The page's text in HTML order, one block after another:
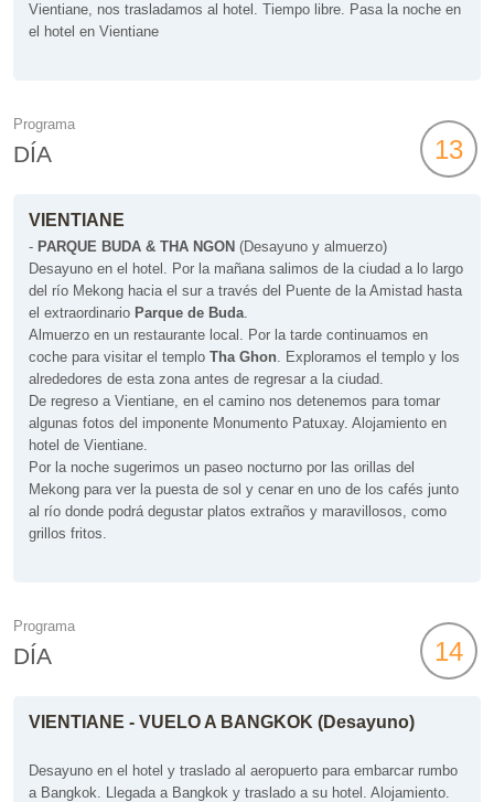
Vientiane, nos trasladamos al hotel. Tiempo libre. Pasa la noche en
el hotel en Vientiane
Programa
DÍA 13
VIENTIANE
- PARQUE BUDA & THA NGON (Desayuno y almuerzo)
Desayuno en el hotel. Por la mañana salimos de la ciudad a lo largo
del río Mekong hacia el sur a través del Puente de la Amistad hasta
el extraordinario Parque de Buda.
Almuerzo en un restaurante local. Por la tarde continuamos en
coche para visitar el templo Tha Ghon. Exploramos el templo y los
alrededores de esta zona antes de regresar a la ciudad.
De regreso a Vientiane, en el camino nos detenemos para tomar
algunas fotos del imponente Monumento Patuxay. Alojamiento en
hotel de Vientiane.
Por la noche sugerimos un paseo nocturno por las orillas del
Mekong para ver la puesta de sol y cenar en uno de los cafés junto
al río donde podrá degustar platos extraños y maravillosos, como
grillos fritos.
Programa
DÍA 14
VIENTIANE - VUELO A BANGKOK (Desayuno)
Desayuno en el hotel y traslado al aeropuerto para embarcar rumbo
a Bangkok. Llegada a Bangkok y traslado a su hotel. Alojamiento.